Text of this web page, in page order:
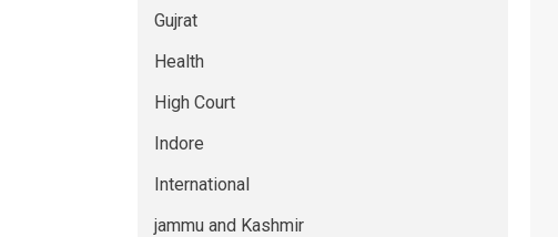
Gujrat
Health
High Court
Indore
International
jammu and Kashmir